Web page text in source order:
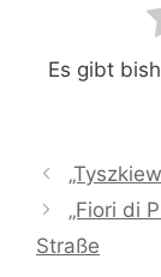
Es gibt
„Fiori di
Straße